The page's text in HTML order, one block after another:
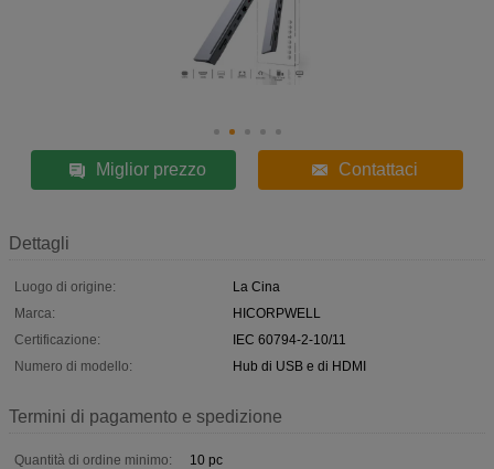
Miglior prezzo Contattaci
Dettagli
Luogo di origine:
La Cina
Marca:
HICORPWELL
Certificazione:
IEC 60794-2-10/11
Numero di modello:
Hub di USB e di HDMI
Termini di pagamento e spedizione
Quantità di ordine minimo:
10 pc